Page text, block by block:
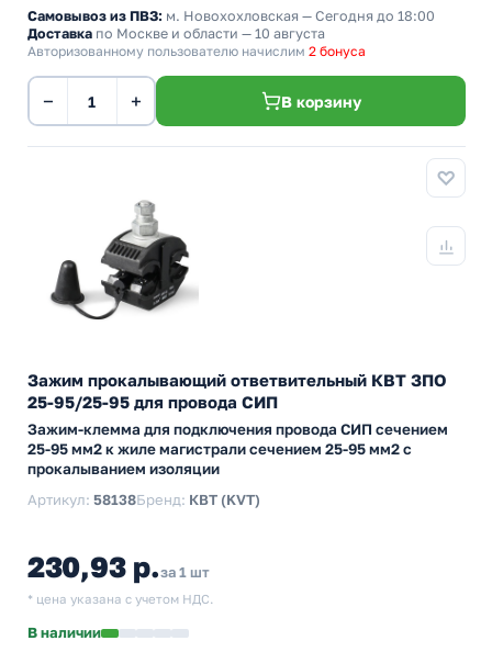
Самовывоз из ПВЗ: м. Новохохловская — Сегодня до 18:00
Доставка по Москве и области — 10 августа
Авторизованному пользователю начислим 2 бонуса
− + В корзину
Зажим прокалывающий ответвительный КВТ ЗПО
25-95/25-95 для провода СИП
Зажим-клемма для подключения провода СИП сечением
25-95 мм2 к жиле магистрали сечением 25-95 мм2 с
прокалыванием изоляции
Артикул: 58138Бренд: КВТ (KVT)
230,93 р.за 1 шт
* цена указана с учетом НДС.
В наличии